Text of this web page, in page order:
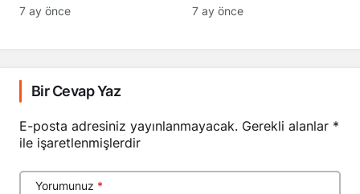
7 ay önce 7 ay önce
Bir Cevap Yaz
E-posta adresiniz yayınlanmayacak. Gerekli alanlar *
ile işaretlenmişlerdir
Yorumunuz *